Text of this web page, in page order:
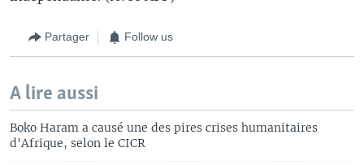
Partager Follow us
A lire aussi
Boko Haram a causé une des pires crises humanitaires
d'Afrique, selon le CICR